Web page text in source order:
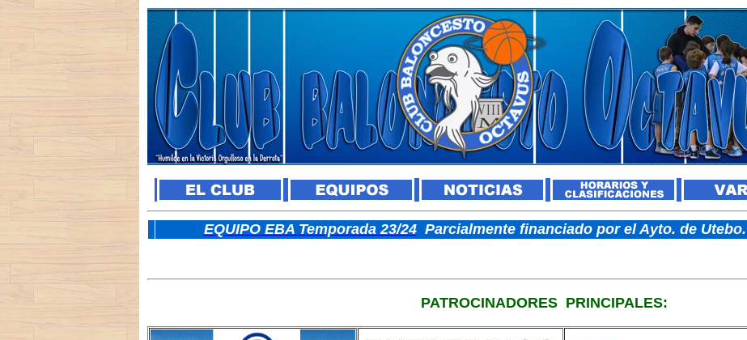
EQUIPO EBA Temporada 23/24 Parcialmente financiado por el Ayto. de Utebo.
PATROCINADORES PRINCIPALES: